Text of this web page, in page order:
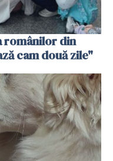
românilor din
cam două zile"